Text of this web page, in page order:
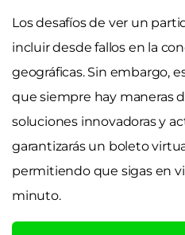
Los desafíos de ver un
incluir desde fallos en la
geográficas. Sin embargo,
que siempre hay maneras
soluciones innovadoras y
garantizarás un boleto
permitiendo que sigas en
minuto.